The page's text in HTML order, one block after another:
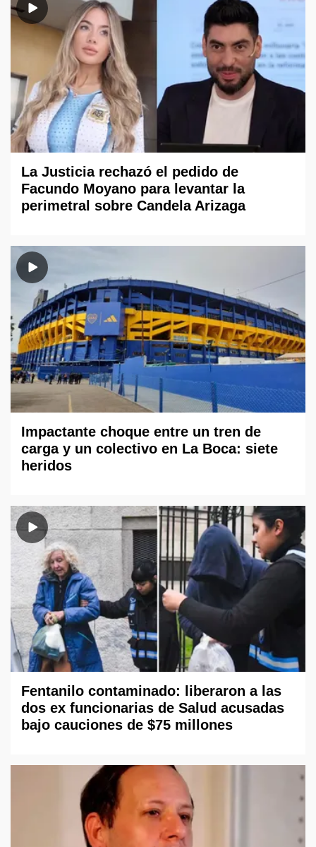
La Justicia rechazó el pedido de
Facundo Moyano para levantar la
perimetral sobre Candela Arizaga
Impactante choque entre un tren de
carga y un colectivo en La Boca: siete
heridos
Fentanilo contaminado: liberaron a las
dos ex funcionarias de Salud acusadas
bajo cauciones de $75 millones